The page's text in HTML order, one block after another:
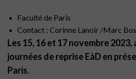
Faculté de Paris
Contact : Corinne Lanoir /Marc
Les 15, 16 et 17 novembre
journées de reprise EàD en
Paris.